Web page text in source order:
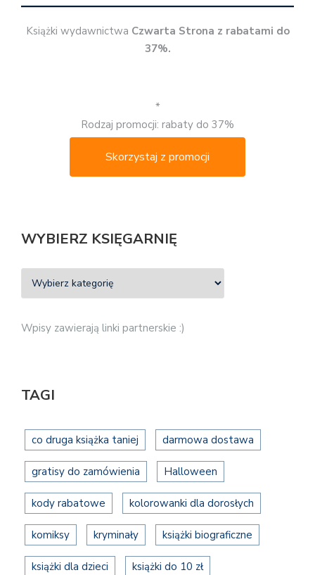
Książki wydawnictwa Czwarta Strona z rabatami do
37%.
*
Rodzaj promocji: rabaty do 37%
Skorzystaj z promocji
WYBIERZ KSIĘGARNIĘ
Wpisy zawierają linki partnerskie :)
TAGI
co druga książka taniej darmowa dostawa
gratisy do zamówienia Halloween
kody rabatowe kolorowanki dla dorosłych
komiksy kryminały książki biograficzne
książki dla dzieci książki do 10 zł